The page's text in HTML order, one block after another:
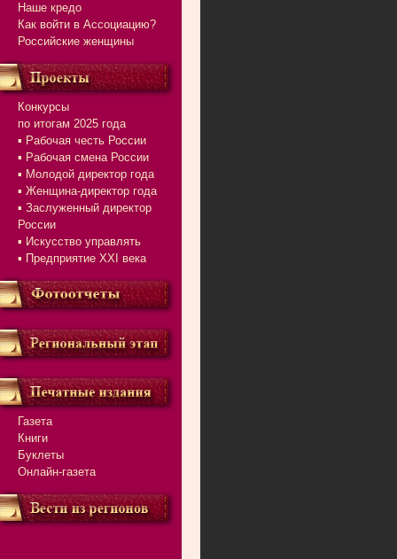
Наше кредо
Как войти в Ассоциацию?
Российские женщины
Конкурсы
по итогам 2025 года
▪ Рабочая честь России
▪ Рабочая смена России
▪ Молодой директор года
▪ Женщина-директор года
▪ Заслуженный директор
России
▪ Искусство управлять
▪ Предприятие XXI века
Газета
Книги
Буклеты
Онлайн-газета